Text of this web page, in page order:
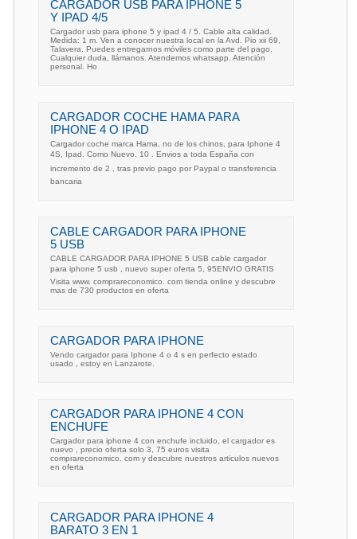
CARGADOR USB PARA IPHONE 5
Y IPAD 4/5
Cargador usb para iphone 5 y ipad 4 / 5. Cable alta calidad.
Medida: 1 m. Ven a conocer nuestra local en la Avd. Pio xii 69,
Talavera. Puedes entregarnos móviles como parte del pago.
Cualquier duda, llámanos. Atendemos whatsapp. Atención
personal. Ho
CARGADOR COCHE HAMA PARA
IPHONE 4 O IPAD
Cargador coche marca Hama, no de los chinos, para Iphone 4
4S, Ipad. Como Nuevo. 10 . Envios a toda España con
incremento de 2 , tras previo pago por Paypal o transferencia
bancaria
CABLE CARGADOR PARA IPHONE
5 USB
CABLE CARGADOR PARA IPHONE 5 USB cable cargador
para iphone 5 usb , nuevo super oferta 5, 95ENVIO GRATIS
Visita www. comprareconomico. com tienda online y descubre
mas de 730 productos en oferta
CARGADOR PARA IPHONE
Vendo cargador para Iphone 4 o 4 s en perfecto estado
usado , estoy en Lanzarote.
CARGADOR PARA IPHONE 4 CON
ENCHUFE
Cargador para iphone 4 con enchufe incluido, el cargador es
nuevo , precio oferta solo 3, 75 euros visita
comprareconomico. com y descubre nuestros articulos nuevos
en oferta
CARGADOR PARA IPHONE 4
BARATO 3 EN 1